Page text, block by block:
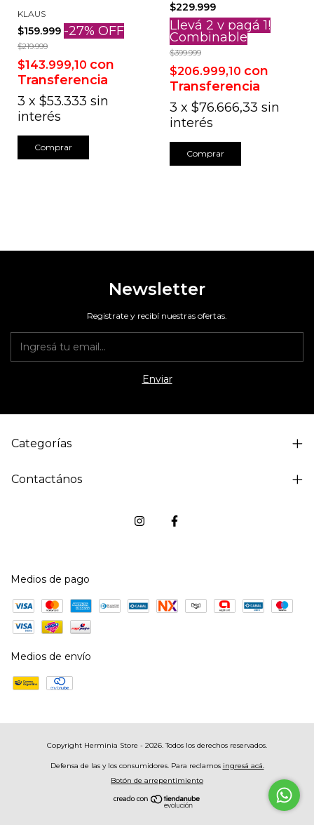
KLAUS
$159.999 -27% OFF
$219.999
$143.999,10 con
Transferencia
3 x $53.333 sin
interés
Comprar
$229.999
Llevá 2 y pagá 1!
Combinable
$399.999
$206.999,10 con
Transferencia
3 x $76.666,33 sin
interés
Comprar
Newsletter
Registrate y recibí nuestras ofertas.
Categorías
Contactános
Medios de pago
Medios de envío
Copyright Herminia Store - 2026. Todos los derechos reservados.
Defensa de las y los consumidores. Para reclamos ingresá acá.
Botón de arrepentimiento